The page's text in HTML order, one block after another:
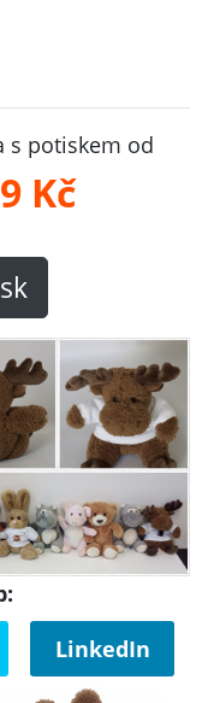
s potiskem od
Kč
LinkedIn